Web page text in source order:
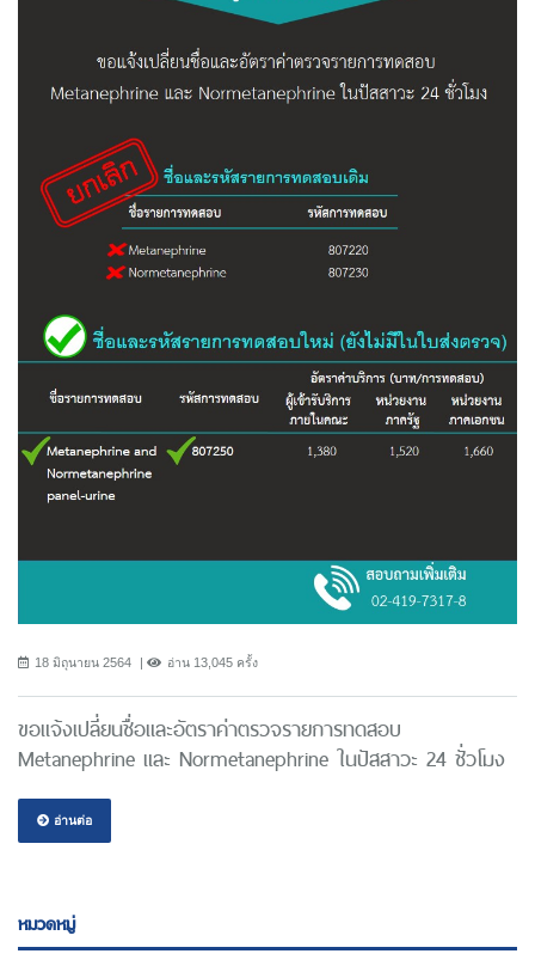
18 มิถุนายน 2564 อ่าน 13,045 ครั้ง
ขอแจ้งเปลี่ยนชื่อและอัตราค่าตรวจรายการทดสอบ
Metanephrine และ Normetanephrine ในปัสสาวะ 24 ชั่วโมง
อ่านต่อ
หมวดหมู่